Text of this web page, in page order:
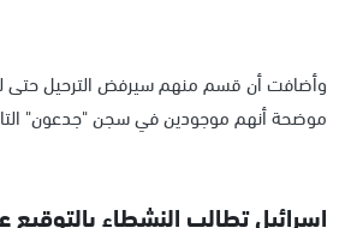
وأضافت أن قسم منهم سيرفض الترحيل حتى
موضحة أنهم موجودين في سجن "جدعون"
إسرائيل تطالب النشطاء بالتوقيع